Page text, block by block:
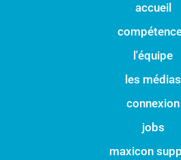
accueil
l'équipe
les médias
connexion
jobs
maxicon